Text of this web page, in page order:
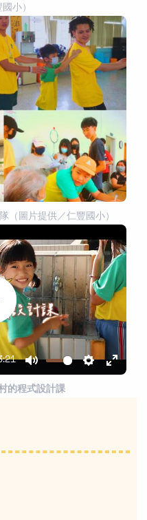
小）
（圖片提供／仁豐國小）
Mute Settings
Enter
的程式設計課